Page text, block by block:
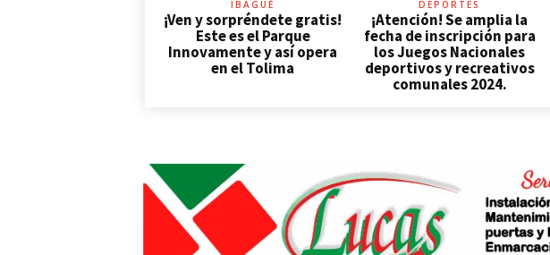
IBAGUÉ
¡Ven y sorpréndete gratis!
Este es el Parque
Innovamente y así opera
en el Tolima
DEPORTES
¡Atención! Se amplia la
fecha de inscripción para
los Juegos Nacionales
deportivos y recreativos
comunales 2024.